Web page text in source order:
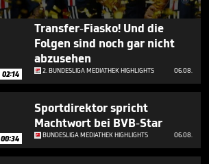
02:14
Transfer-Fiasko! Und die
Folgen sind noch gar nicht
abzusehen
2. BUNDESLIGA MEDIATHEK HIGHLIGHTS 06.08.
00:34
Sportdirektor spricht
Machtwort bei BVB-Star
BUNDESLIGA MEDIATHEK HIGHLIGHTS 06.08.